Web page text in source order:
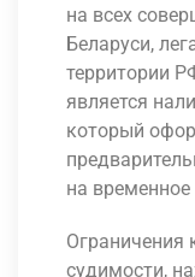
на всех
Беларуси,
территории
является
который
на
Ограничения
судимости,